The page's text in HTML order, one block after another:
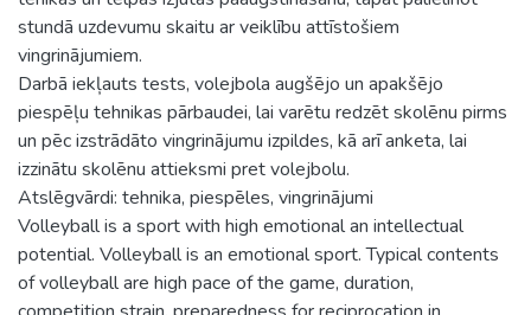
stundā uzdevumu skaitu ar veiklību attīstošiem
vingrinājumiem.
Darbā iekļauts tests, volejbola augšējo un apakšējo
piespēļu tehnikas pārbaudei, lai varētu redzēt skolēnu pirms
un pēc izstrādāto vingrinājumu izpildes, kā arī anketa, lai
izzinātu skolēnu attieksmi pret volejbolu.
Atslēgvārdi: tehnika, piespēles, vingrinājumi
Volleyball is a sport with high emotional an intellectual
potential. Volleyball is an emotional sport. Typical contents
of volleyball are high pace of the game, duration,